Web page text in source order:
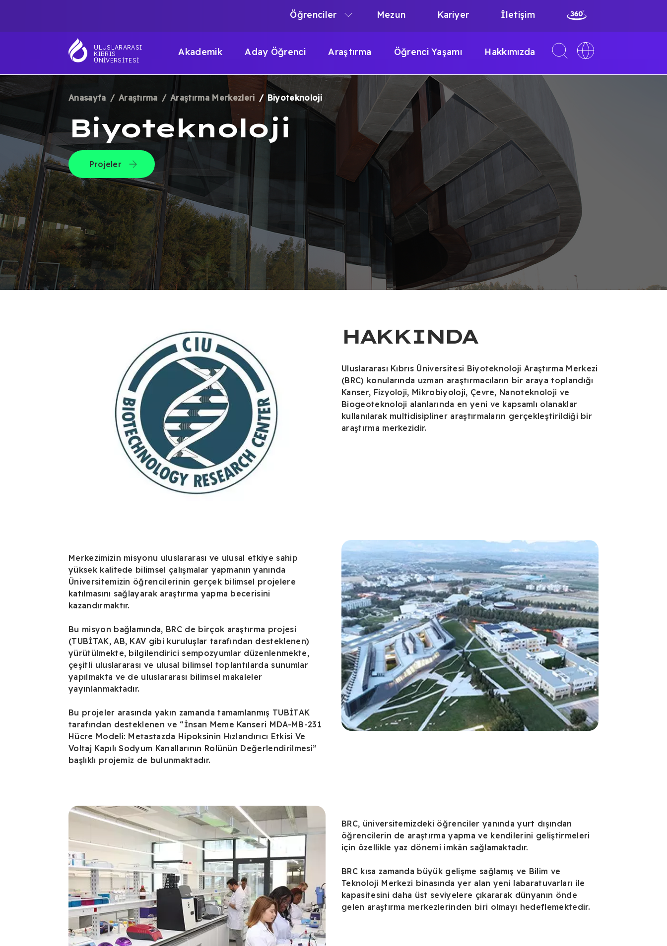
atla
ULUSLARARASI
KIBRIS
ÜNIVERSITESI
MAIN
NAVIGATION
Akademik Aday Öğrenci Araştırma Öğrenci Yaşamı Hakkımızda
NAVIGATION
Öğrenciler Mezun Kariyer İletişim
Toggle
search
Toggle
language
SAYFA
YOLU
Anasayfa Araştırma Araştırma Merkezleri Biyoteknoloji
Biyoteknoloji
Projeler
HAKKINDA
Uluslararası Kıbrıs Üniversitesi Biyoteknoloji Araştırma Merkezi
(BRC) konularında uzman araştırmacıların bir araya toplandığı
Kanser, Fizyoloji, Mikrobiyoloji, Çevre, Nanoteknoloji ve
Biogeoteknoloji alanlarında en yeni ve kapsamlı olanaklar
kullanılarak multidisipliner araştırmaların gerçekleştirildiği bir
araştırma merkezidir.
Merkezimizin misyonu uluslararası ve ulusal etkiye sahip
yüksek kalitede bilimsel çalışmalar yapmanın yanında
Üniversitemizin öğrencilerinin gerçek bilimsel projelere
katılmasını sağlayarak araştırma yapma becerisini
kazandırmaktır.
Bu misyon bağlamında, BRC de birçok araştırma projesi
(TUBİTAK, AB, KAV gibi kuruluşlar tarafından desteklenen)
yürütülmekte, bilgilendirici sempozyumlar düzenlenmekte,
çeşitli uluslararası ve ulusal bilimsel toplantılarda sunumlar
yapılmakta ve de uluslararası bilimsel makaleler
yayınlanmaktadır.
Bu projeler arasında yakın zamanda tamamlanmış TUBİTAK
tarafından desteklenen ve “İnsan Meme Kanseri MDA-MB-231
Hücre Modeli: Metastazda Hipoksinin Hızlandırıcı Etkisi Ve
Voltaj Kapılı Sodyum Kanallarının Rolünün Değerlendirilmesi”
başlıklı projemiz de bulunmaktadır.
BRC, üniversitemizdeki öğrenciler yanında yurt dışından
öğrencilerin de araştırma yapma ve kendilerini geliştirmeleri
için özellikle yaz dönemi imkân sağlamaktadır.
BRC kısa zamanda büyük gelişme sağlamış ve Bilim ve
Teknoloji Merkezi binasında yer alan yeni labaratuvarları ile
kapasitesini daha üst seviyelere çıkararak dünyanın önde
gelen araştırma merkezlerinden biri olmayı hedeflemektedir.